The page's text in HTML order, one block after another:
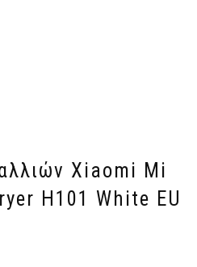
Xiaomi Mi
H101 White EU